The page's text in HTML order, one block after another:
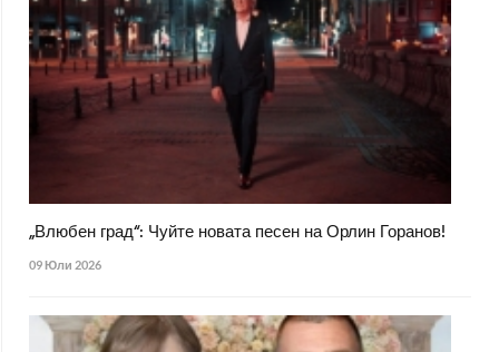
„Влюбен град“: Чуйте новата песен на Орлин Горанов!
09 Юли 2026